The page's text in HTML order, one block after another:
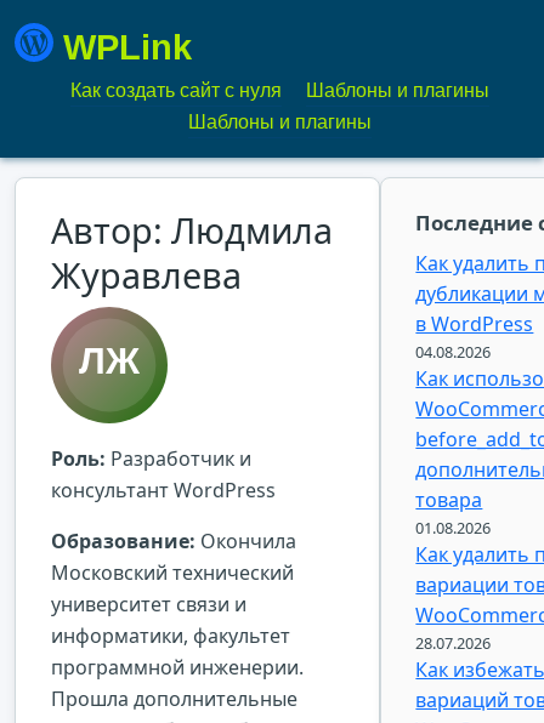
WPLink
Как создать сайт с нуля
Шаблоны и плагины
Шаблоны и плагины
Автор: Людмила
Журавлева
Роль: Разработчик и
консультант WordPress
Образование: Окончила
Московский технический
университет связи и
информатики, факультет
программной инженерии.
Прошла дополнительные
Последние
Как удалить
дубликации
в WordPress
04.08.2026
Как
товара
01.08.2026
Как
вариации
28.07.2026
Как
вариаций